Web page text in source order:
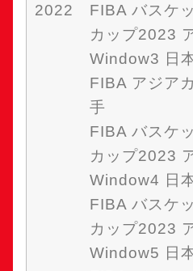
2022
FIBA バスケ
カップ2023
Window3 日
FIBA アジア
手
FIBA バスケ
カップ2023
Window4 日
FIBA バスケ
カップ2023
Window5 日